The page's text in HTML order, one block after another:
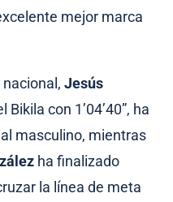
mejor marca
nacional,Jesús
Bikila con 1’04’40”, ha
masculino, mientras
ha finalizado
la línea de meta